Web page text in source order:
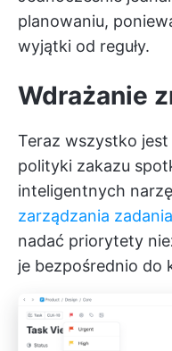
planowaniu,
wyjątki od reguły.
Wdrażanie
Teraz wszystko
polityki zakazu
inteligentnych
zarządzania
nadać priorytety
je bezpośrednio do